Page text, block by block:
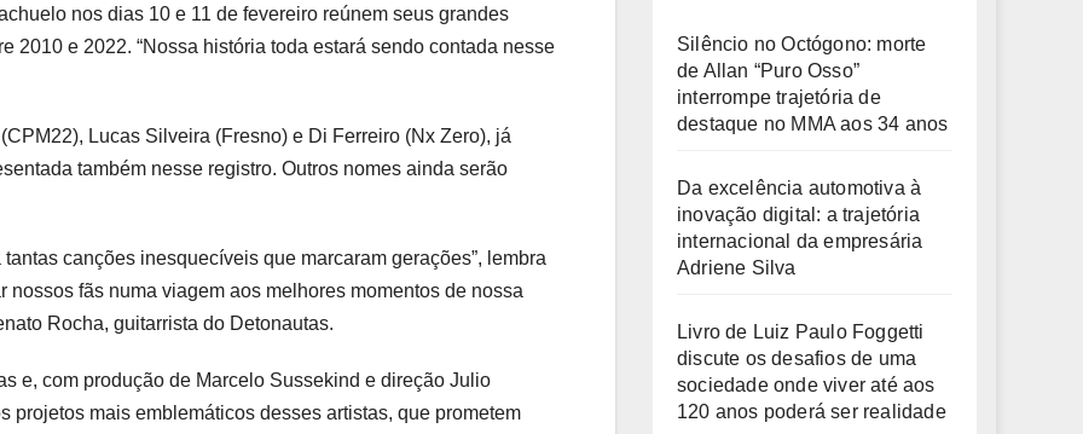
nos dias 10 e 11 de fevereiro reúnem seus grandes
2010 e 2022. “Nossa história toda estará sendo contada nesse
Lucas Silveira (Fresno) e Di Ferreiro (Nx Zero), já
também nesse registro. Outros nomes ainda serão
canções inesquecíveis que marcaram gerações”, lembra
nossos fãs numa viagem aos melhores momentos de nossa
Rocha, guitarrista do Detonautas.
e, com produção de Marcelo Sussekind e direção Julio
projetos mais emblemáticos desses artistas, que prometem
Silêncio no Octógono: morte
de Allan “Puro Osso”
interrompe trajetória de
destaque no MMA aos 34 anos
Da excelência automotiva à
inovação digital: a trajetória
internacional da empresária
Adriene Silva
Livro de Luiz Paulo Foggetti
discute os desafios de uma
sociedade onde viver até aos
120 anos poderá ser realidade